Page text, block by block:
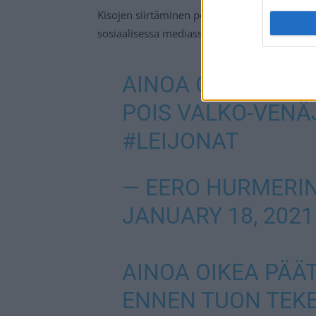
Kisojen siirtäminen pois Minskistä on
sosiaalisessa mediassa.
AINOA OIKEA
POIS VALKO-
#LEIJONAT
— EERO
JANUARY 18, 2021
AINOA OIKEA
ENNEN TUON